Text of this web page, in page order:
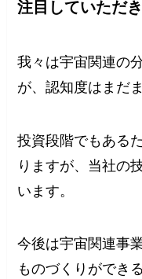
注目していただ
我々は宇宙関連の
が、認知度はまだ
投資段階でもある
りますが、当社の
います。
今後は宇宙関連事
ものづくりができ